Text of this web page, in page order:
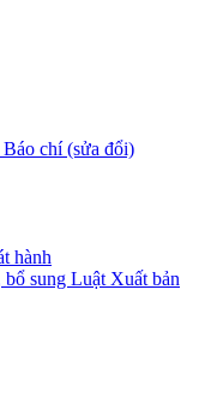
chí (sửa đổi)
hành
sung Luật Xuất bản